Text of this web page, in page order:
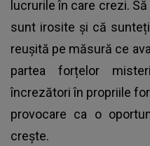
lucrurile în care crezi.
sunt irosite și că
reușită pe măsură ce
partea forțelor
încrezători în propriile
provocare ca o
crește.